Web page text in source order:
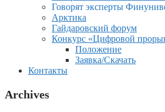
Говорят эксперты
Арктика
Гайдаровский форум
Конкурс «Цифровой
Положение
Заявка/Скачать
Контакты
Archives